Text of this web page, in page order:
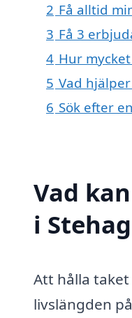
2 Få alltid
3 Få 3
4 Hur
5 Vad
6 Sök efter
Vad
i
Att hålla
livslängden